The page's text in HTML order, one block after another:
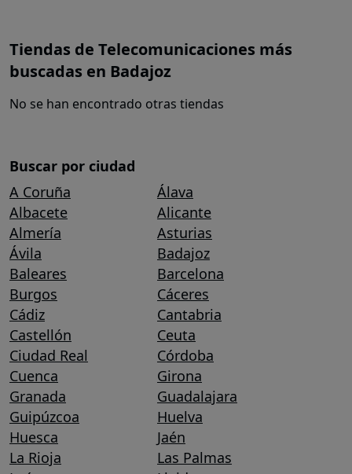
Tiendas de Telecomunicaciones más
buscadas en Badajoz
No se han encontrado otras tiendas
Buscar por ciudad
A Coruña
Álava
Albacete
Alicante
Almería
Asturias
Ávila
Badajoz
Baleares
Barcelona
Burgos
Cáceres
Cádiz
Cantabria
Castellón
Ceuta
Ciudad Real
Córdoba
Cuenca
Girona
Granada
Guadalajara
Guipúzcoa
Huelva
Huesca
Jaén
La Rioja
Las Palmas